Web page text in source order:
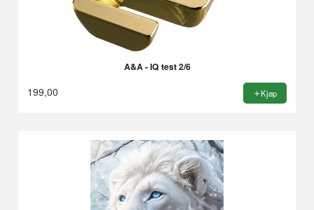
A&A - IQ test 2/6
199,00 Kjøp